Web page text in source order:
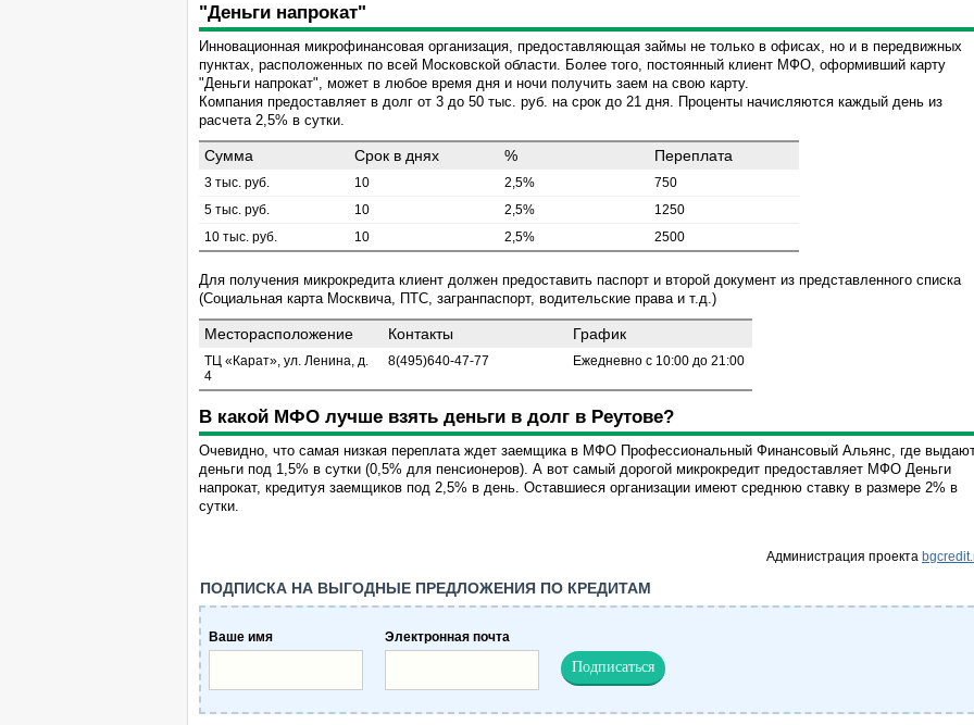
"Деньги напрокат"
Инновационная микрофинансовая организация, предоставляющая займы не только в офисах, но и в передвижных
пунктах, расположенных по всей Московской области. Более того, постоянный клиент МФО, оформивший карту
"Деньги напрокат", может в любое время дня и ночи получить заем на свою карту.
Компания предоставляет в долг от 3 до 50 тыс. руб. на срок до 21 дня. Проценты начисляются каждый день из
расчета 2,5% в сутки.
Сумма Срок в днях % Переплата
3 тыс. руб. 10 2,5%
750
5 тыс. руб.
10 2,5%
1250
10 тыс. руб.
10 2,5% 2500
Для получения микрокредита клиент должен предоставить паспорт и второй документ из представленного списка
(Социальная карта Москвича, ПТС, загранпаспорт, водительские права и т.д.)
Месторасположение Контакты График
ТЦ «Карат», ул. Ленина, д.
4
8(495)640-47-77 Ежедневно с 10:00 до 21:00
В какой МФО лучше взять деньги в долг в Реутове?
Очевидно, что самая низкая переплата ждет заемщика в МФО Профессиональный Финансовый Альянс, где
деньги под 1,5% в сутки (0,5% для пенсионеров). А вот самый дорогой микрокредит предоставляет МФО Деньги
напрокат, кредитуя заемщиков под 2,5% в день. Оставшиеся организации имеют среднюю ставку в размере 2% в
сутки.
Администрация проекта
ПОДПИСКА НА ВЫГОДНЫЕ ПРЕДЛОЖЕНИЯ ПО КРЕДИТАМ
Ваше имя Электронная почта